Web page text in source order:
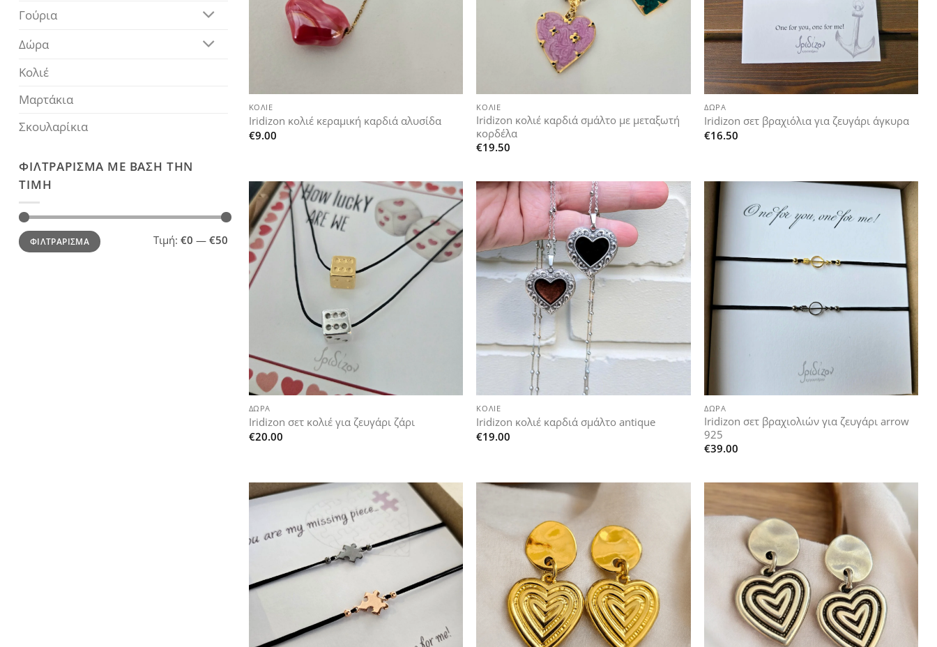
Γούρια
Δώρα
Κολιέ
Μαρτάκια
Σκουλαρίκια
ΦΙΛΤΡΆΡΙΣΜΑ ΜΕ ΒΆΣΗ ΤΗΝ
ΤΙΜΉ
Ελάχιστη
τιμή
Μέγιστη
τιμήΦΙΛΤΡΆΡΙΣΜΑ Τιμή: €0 — €50
ΚΟΛΙΈ
Iridizon κολιέ κεραμική καρδιά αλυσίδα
€9.00
ΚΟΛΙΈ
Iridizon κολιέ καρδιά σμάλτο με μεταξωτή
κορδέλα
€19.50
+
ΔΏΡΑ
Iridizon σετ βραχιόλια για ζευγάρι άγκυρα
€16.50
Add to
wishlist
ΔΏΡΑ
Iridizon σετ κολιέ για ζευγάρι ζάρι
€20.00
ΚΟΛΙΈ
Iridizon κολιέ καρδιά σμάλτο antique
€19.00
Add to
wishlist
ΔΏΡΑ
Iridizon σετ βραχιολιών για ζευγάρι arrow
925
€39.00
Add to
wishlist
Add to
wishlist